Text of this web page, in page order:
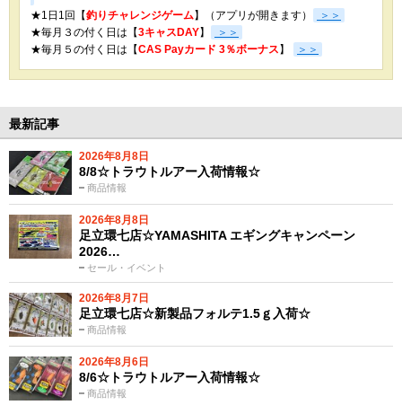
★1日1回【釣りチャレンジゲーム】（アプリが開きます）
＞＞
★毎月３の付く日は【3キャスDAY】
＞＞
★毎月５の付く日は【CAS Payカード 3％ボーナス】 ＞＞
最新記事
2026年8月8日
商品情報
8/8☆トラウトルアー入荷情報☆
2026年8月8日
セール・イベント
足立環七店☆YAMASHITA エギングキャンペーン
2026…
2026年8月7日
商品情報
足立環七店☆新製品フォルテ1.5ｇ入荷☆
2026年8月6日
商品情報
8/6☆トラウトルアー入荷情報☆